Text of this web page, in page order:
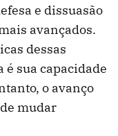
e dissuasão
avançados.
dessas
sua capacidade
o avanço
mudar